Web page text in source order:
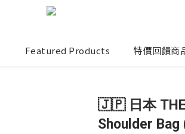
Featured Products 特價回饋商
🇯🇵 日本 THE
Shoulder